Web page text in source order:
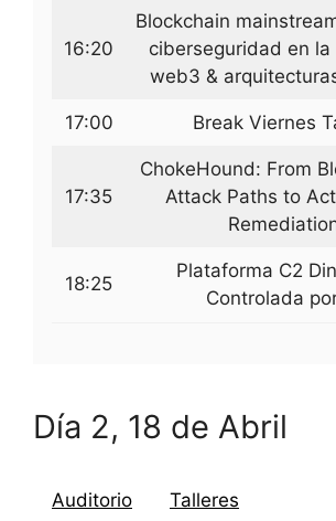
16:20
Blockchain
ciberseguridad en la
web3 &
17:00 Break Viernes
17:35
ChokeHound: From
Attack Paths to
18:25
Plataforma C2
Controlada
Día 2, 18 de Abril
Auditorio Talleres